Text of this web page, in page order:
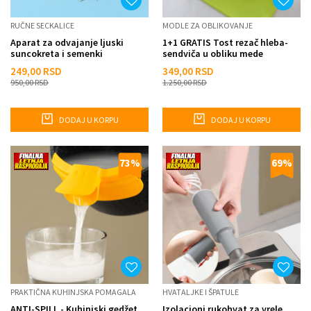
RUČNE SECKALICE
Aparat za odvajanje ljuski
suncokreta i semenki
249,00 RSD
950,00RSD
DODAJ U KORPU
MODLE ZA OBLIKOVANJE
1+1 GRATIS Tost rezač hleba-
sendviča u obliku mede
349,00 RSD
1.250,00RSD
DODAJ U KORPU
73%
PRAKTIČNA KUHINJSKA POMAGALA
69%
HVATALJKE I ŠPATULE